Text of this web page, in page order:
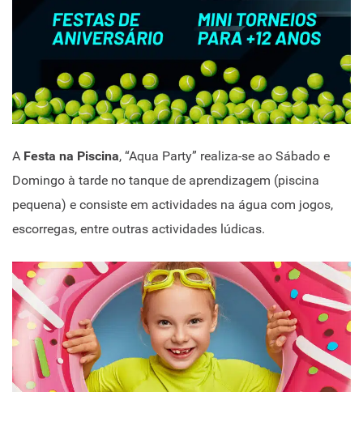
A Festa na Piscina, “Aqua Party” realiza-se ao Sábado e
Domingo à tarde no tanque de aprendizagem (piscina
pequena) e consiste em actividades na água com jogos,
escorregas, entre outras actividades lúdicas.